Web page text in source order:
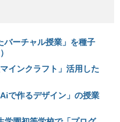
ーチャル授業」を種子
インクラフト」活用した
で作るデザイン」の授業